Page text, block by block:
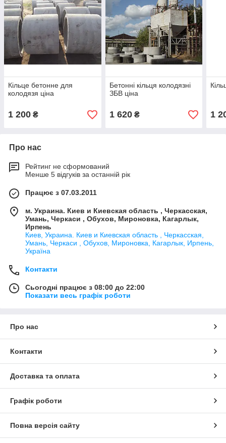
Кільце бетонне для
колодязя ціна
1 200 ₴
Бетонні кільця колодязні
ЗБВ ціна
1 620₴ 1
Про нас
Рейтинг не сформований
Менше 5 відгуків за останній рік
Працює з 07.03.2011
м. Украина. Киев и Киевская область , Черкасская,
Умань, Черкаси , Обухов, Мироновка, Кагарлык,
Ирпень
Киев, Украина. Киев и Киевская область , Черкасская,
Умань, Черкаси , Обухов, Мироновка, Кагарлык, Ирпень,
Україна
Контакти
Сьогодні працює з 08:00 до 22:00
Показати весь графік роботи
Про нас
Контакти
Доставка та оплата
Графік роботи
Повна версія сайту